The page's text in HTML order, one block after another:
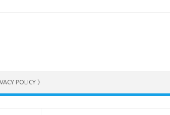
POLICY 》